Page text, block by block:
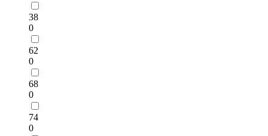
38
0
62
0
68
0
74
0